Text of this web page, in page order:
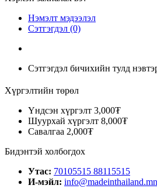
Нэмэлт мэдээлэл
Сэтгэгдэл (0)
Сэтгэгдэл бичихийн тулд
Хүргэлтийн төрөл
Үндсэн хүргэлт 3,000₮
Шуурхай хүргэлт 8,000₮
Савалгаа 2,000₮
Бидэнтэй холбогдох
Утас: 70105515 88115515
И-мэйл: info@madeinthailand.mn